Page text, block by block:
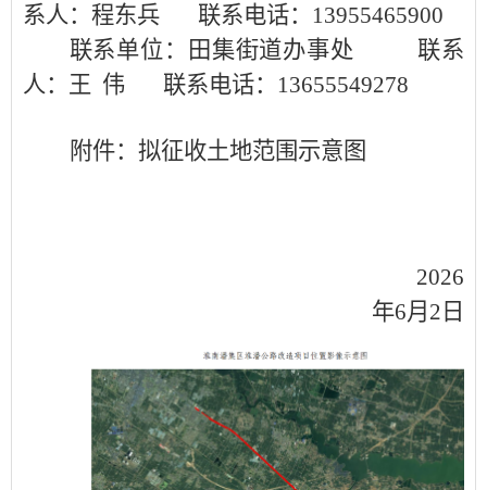
系人：程东兵
联系电话： 13955465900
联系单位：田集街道办事处
联系
人：王 伟 联系电话： 13655549278
附件：拟征收土地范围示意图
2026
年6月2日